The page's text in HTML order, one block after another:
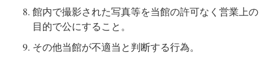
館内で撮影された写真等を当館の許可なく営業上の
目的で公にすること。
その他当館が不適当と判断する行為。